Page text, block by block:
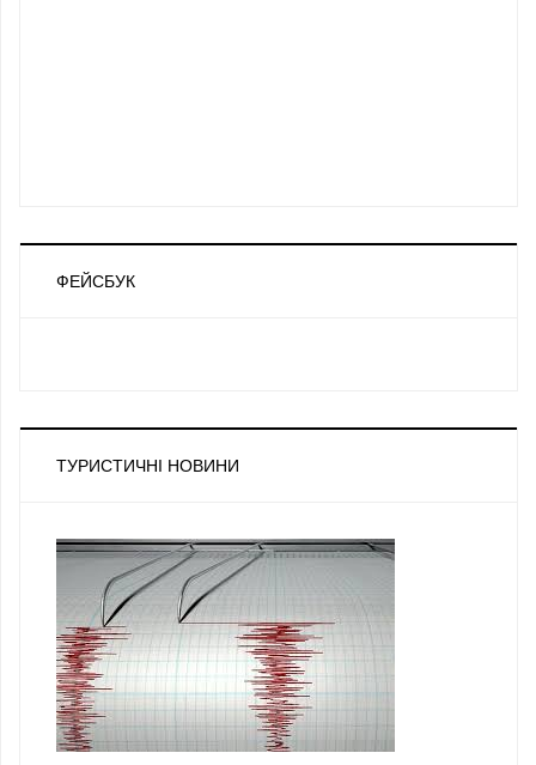
ФЕЙСБУК
ТУРИСТИЧНІ НОВИНИ